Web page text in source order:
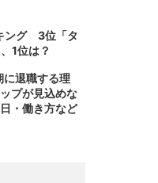
ング 3位「タ
1位は？
に退職する理
プが見込めな
・働き方など